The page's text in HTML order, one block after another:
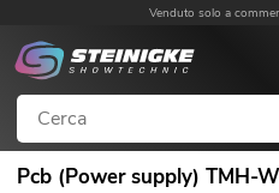
Venduto solo a
Pcb (Power supply) TMH-